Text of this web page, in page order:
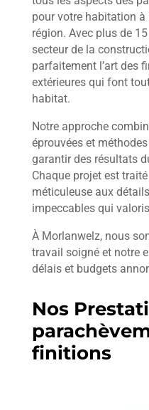
pour votre habitation
région. Avec plus de
secteur de la
parfaitement l’art des
extérieures qui font
habitat.
Notre approche
éprouvées et
garantir des résultats
Chaque projet est
méticuleuse aux
impeccables qui
À Morlanwelz, nous
travail soigné et notre
délais et budgets
Nos
finitions